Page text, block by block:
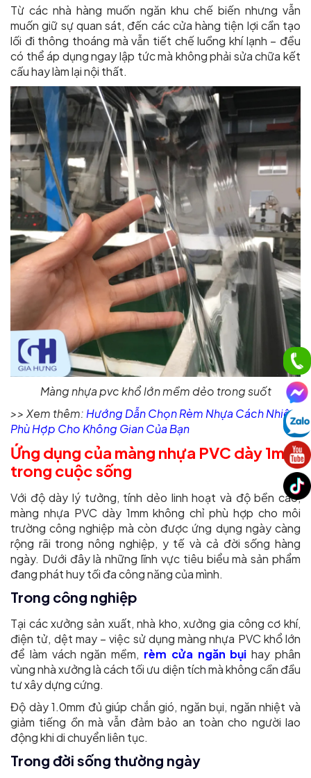
Từ các nhà hàng muốn ngăn khu chế biến nhưng vẫn
muốn giữ sự quan sát, đến các cửa hàng tiện lợi cần tạo
lối đi thông thoáng mà vẫn tiết chế luồng khí lạnh – đều
có thể áp dụng ngay lập tức mà không phải sửa chữa kết
cấu hay làm lại nội thất.
Màng nhựa pvc khổ lớn mềm dẻo trong suốt
>> Xem thêm: Hướng Dẫn Chọn Rèm Nhựa Cách Nhiệt
Phù Hợp Cho Không Gian Của Bạn
Ứng dụng của màng nhựa PVC dày 1mm
trong cuộc sống
Với độ dày lý tưởng, tính dẻo linh hoạt và độ bền cao,
màng nhựa PVC dày 1mm không chỉ phù hợp cho môi
trường công nghiệp mà còn được ứng dụng ngày càng
rộng rãi trong nông nghiệp, y tế và cả đời sống hàng
ngày. Dưới đây là những lĩnh vực tiêu biểu mà sản phẩm
đang phát huy tối đa công năng của mình.
Trong công nghiệp
Tại các xưởng sản xuất, nhà kho, xưởng gia công cơ khí,
điện tử, dệt may – việc sử dụng màng nhựa PVC khổ lớn
để làm vách ngăn mềm, rèm cửa ngăn bụi hay phân
vùng nhà xưởng là cách tối ưu diện tích mà không cần đầu
tư xây dựng cứng.
Độ dày 1.0mm đủ giúp chắn gió, ngăn bụi, ngăn nhiệt và
giảm tiếng ồn mà vẫn đảm bảo an toàn cho người lao
động khi di chuyển liên tục.
Trong đời sống thường ngày